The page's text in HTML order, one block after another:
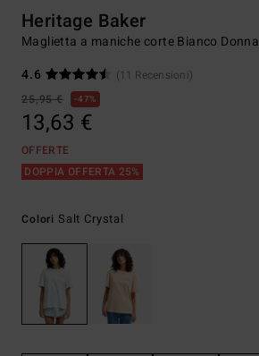
Heritage Baker
Maglietta a maniche corte Bianco Donna
4.6
(11 Recensioni)
25,95 €
47%
13,63 €
OFFERTE
DOPPIA OFFERTA 25%
Colori Salt Crystal